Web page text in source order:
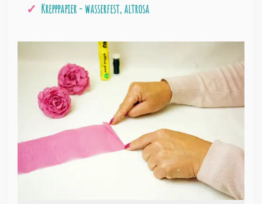
Krepppapier - wasserfest, altrosa